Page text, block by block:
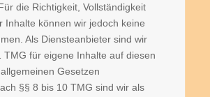
die Richtigkeit, Vollständigkeit
Inhalte können wir jedoch keine
Als Diensteanbieter sind wir
TMG für eigene Inhalte auf diesen
Gesetzen
§§ 8 bis 10 TMG sind wir als